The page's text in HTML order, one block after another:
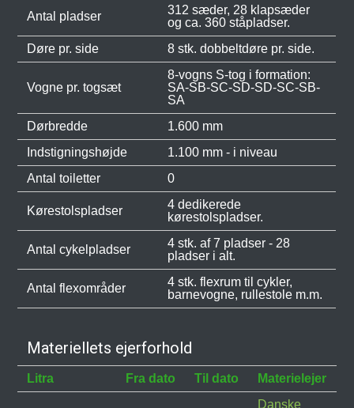
Antal pladser
312 sæder, 28 klapsæder
og ca. 360 ståpladser.
Døre pr. side
8 stk. dobbeltdøre pr. side.
Vogne pr. togsæt
8-vogns S-tog i formation:
SA-SB-SC-SD-SD-SC-SB-
SA
Dørbredde
1.600 mm
Indstigningshøjde
1.100 mm - i niveau
Antal toiletter
0
Kørestolspladser
4 dedikerede
kørestolspladser.
Antal cykelpladser
4 stk. af 7 pladser - 28
pladser i alt.
Antal flexområder
4 stk. flexrum til cykler,
barnevogne, rullestole m.m.
Materiellets ejerforhold
Litra Fra dato Til dato Materielejer
Danske